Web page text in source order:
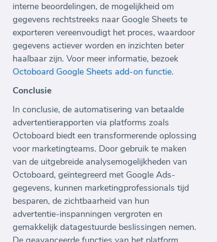
interne beoordelingen, de mogelijkheid om
gegevens rechtstreeks naar Google Sheets te
exporteren vereenvoudigt het proces, waardoor
gegevens actiever worden en inzichten beter
haalbaar zijn. Voor meer informatie, bezoek
Octoboard Google Sheets add-on functie.
Conclusie
In conclusie, de automatisering van betaalde
advertentierapporten via platforms zoals
Octoboard biedt een transformerende oplossing
voor marketingteams. Door gebruik te maken
van de uitgebreide analysemogelijkheden van
Octoboard, geïntegreerd met Google Ads-
gegevens, kunnen marketingprofessionals tijd
besparen, de zichtbaarheid van hun
advertentie-inspanningen vergroten en
gemakkelijk datagestuurde beslissingen nemen.